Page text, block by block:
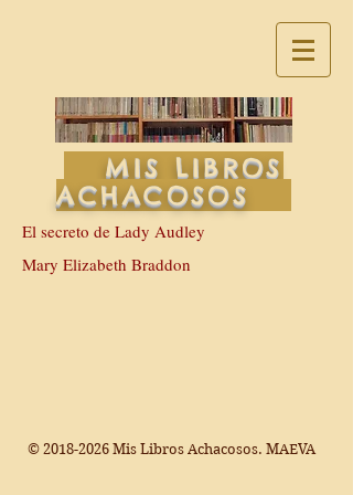
MIS LIBROS
ACHACOSOS
El secreto de Lady Audley
Mary Elizabeth Braddon
© 2018-2026 Mis Libros Achacosos. MAEVA